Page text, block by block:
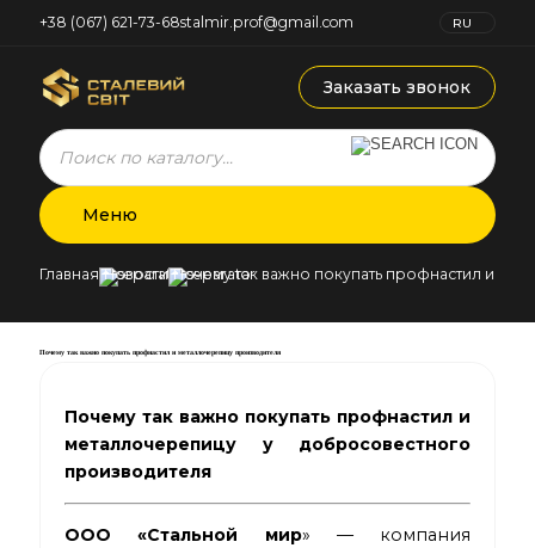
+38 (067) 621-73-68stalmir.prof@gmail.com
RU
Заказать звонок
Products
search
Меню
Главная Новости Почему так важно покупать профнастил и
Почему так важно покупать профнастил и металлочерепицу производителя
Почему так важно покупать профнастил и
металлочерепицу у добросовестного
производителя
ООО «Стальной мир» — компания